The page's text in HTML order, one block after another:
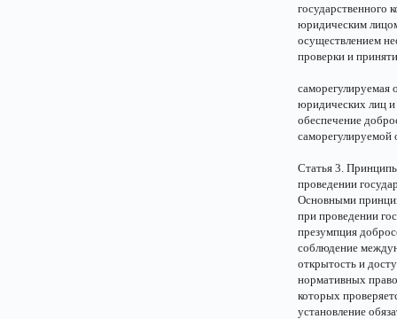
государственного
юридическим
осуществлением
проверки и
саморегулируемая
юридических лиц
обеспечение
саморегулируемой
Статья 3.
проведении
Основными
при проведении
презумпция
соблюдение
открытость и
нормативных
которых
установление